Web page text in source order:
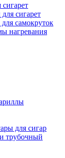
сигарет
самокруток
нагревания
для сигар
трубочный